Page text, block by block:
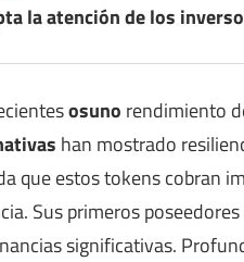
la atención de los
osuno rendimiento
han mostrado
que estos tokens cobran
Sus primeros
significativas.